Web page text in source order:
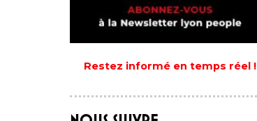
Restez informé en temps réel !